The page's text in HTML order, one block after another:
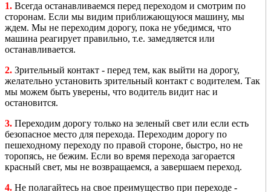
1. Всегда останавливаемся перед переходом и смотрим по
сторонам. Если мы видим приближающуюся машину, мы
ждем. Мы не переходим дорогу, пока не убедимся, что
машина реагирует правильно, т.е. замедляется или
останавливается.
2. Зрительный контакт - перед тем, как выйти на дорогу,
желательно установить зрительный контакт с водителем. Так
мы можем быть уверены, что водитель видит нас и
остановится.
3. Переходим дорогу только на зеленый свет или если есть
безопасное место для перехода. Переходим дорогу по
пешеходному переходу по правой стороне, быстро, но не
торопясь, не бежим. Если во время перехода загорается
красный свет, мы не возвращаемся, а завершаем переход.
4. Не полагайтесь на свое преимущество при переходе -